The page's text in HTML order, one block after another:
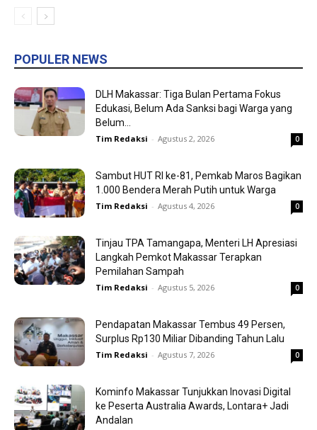
POPULER NEWS
DLH Makassar: Tiga Bulan Pertama Fokus
Edukasi, Belum Ada Sanksi bagi Warga yang
Belum...
Tim Redaksi - Agustus 2, 2026 0
Sambut HUT RI ke-81, Pemkab Maros Bagikan
1.000 Bendera Merah Putih untuk Warga
Tim Redaksi - Agustus 4, 2026 0
Tinjau TPA Tamangapa, Menteri LH Apresiasi
Langkah Pemkot Makassar Terapkan
Pemilahan Sampah
Tim Redaksi - Agustus 5, 2026 0
Pendapatan Makassar Tembus 49 Persen,
Surplus Rp130 Miliar Dibanding Tahun Lalu
Tim Redaksi - Agustus 7, 2026 0
Kominfo Makassar Tunjukkan Inovasi Digital
ke Peserta Australia Awards, Lontara+ Jadi
Andalan